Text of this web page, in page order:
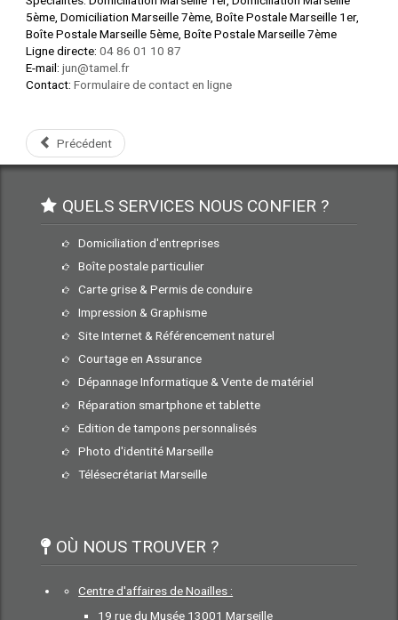
5ème, Domiciliation Marseille 7ème, Boîte Postale Marseille 1er,
Boîte Postale Marseille 5ème, Boîte Postale Marseille 7ème
Ligne directe: 04 86 01 10 87
E-mail: jun@tamel.fr
Contact: Formulaire de contact en ligne
Précédent
QUELS SERVICES NOUS CONFIER ?
Domiciliation d'entreprises
Boîte postale particulier
Carte grise & Permis de conduire
Impression & Graphisme
Site Internet & Référencement naturel
Courtage en Assurance
Dépannage Informatique & Vente de matériel
Réparation smartphone et tablette
Edition de tampons personnalisés
Photo d'identité Marseille
Télésecrétariat Marseille
OÙ NOUS TROUVER ?
Centre d'affaires de Noailles :
19 rue du Musée 13001 Marseille